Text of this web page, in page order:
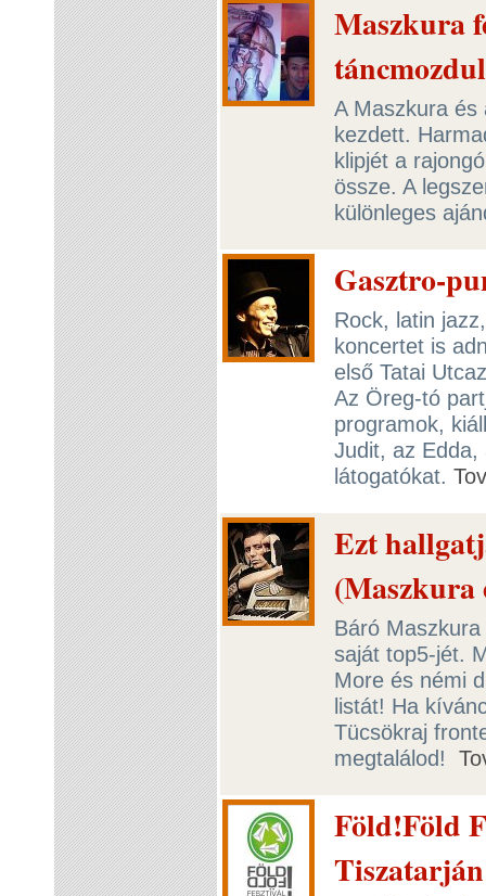
Maszkura
A Maszkura és
kezdett.
klipjét a
össze. A
különleges
Gasztro-
Rock, latin
koncertet is
első Tatai
Az Öreg-tó
programok,
Judit, az Edda,
látogatókat.
Ezt
Báró
saját top5-jét.
More és némi
listát! Ha
Tücsökraj
megtalálod!
Föld!Föld